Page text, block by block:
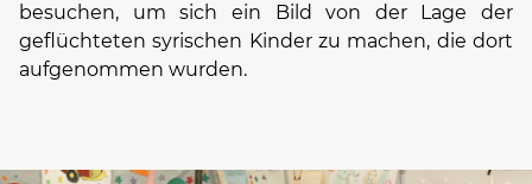
besuchen, um sich ein Bild von der Lage der
geflüchteten syrischen Kinder zu machen, die dort
aufgenommen wurden.